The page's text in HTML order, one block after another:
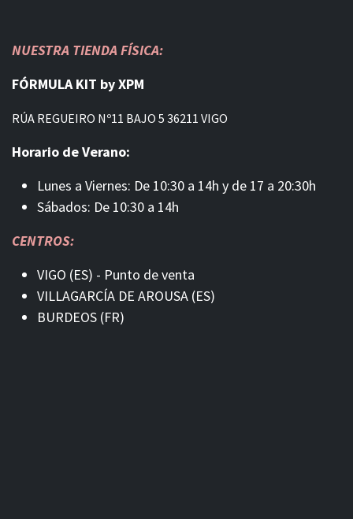
NUESTRA TIENDA FÍSICA:
FÓRMULA KIT by XPM
RÚA REGUEIRO Nº11 BAJO 5 36211 VIGO
Horario de Verano:
Lunes a Viernes: De 10:30 a 14h y de 17 a 20:30h
Sábados: De 10:30 a 14h
CENTROS:
VIGO (ES) - Punto de venta
VILLAGARCÍA DE AROUSA (ES)
BURDEOS (FR)